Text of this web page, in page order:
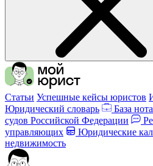
Статьи Успешные кейсы юристов
Юридический словарь
База
судов Российской Федерации
управляющих
Юридические
недвижимость